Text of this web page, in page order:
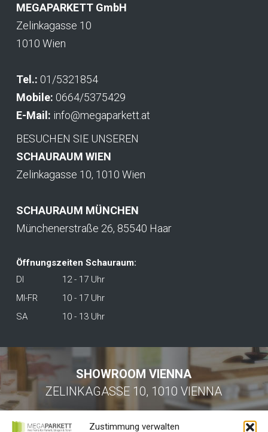
Zustimmung verwalten
MEGAPARKETT GmbH
Zelinkagasse 10
1010 Wien
Tel.: 01/5321854
Mobile: 0664/5375429
E-Mail: info@megaparkett.at
BESUCHEN SIE UNSEREN
SCHAURAUM WIEN
Zelinkagasse 10, 1010 Wien
SCHAURAUM MÜNCHEN
Münchenerstraße 26, 85540 Haar
Öffnungszeiten Schauraum:
DI
12 - 17 Uhr
MI-FR
10 - 17 Uhr
SA
10 - 13 Uhr
SHOWROOM VIENNA
ZELINKAGASSE 10, 1010 VIENNA